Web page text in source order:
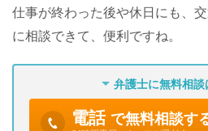
仕事が終わった後や休日にも、
に相談できて、便利ですね。
弁護士に無料相談
電話 で無料相談す